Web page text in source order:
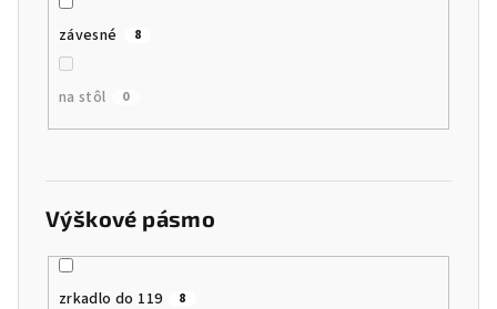
závesné 8
na stôl 0
Výškové pásmo
zrkadlo do 119 8